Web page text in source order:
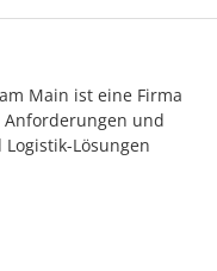
Main ist eine Firma
Anforderungen und
Lösungen